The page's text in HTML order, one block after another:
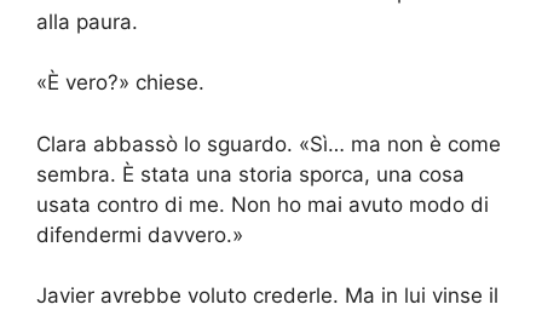
alla paura.
«È vero?» chiese.
Clara abbassò lo sguardo. «Sì… ma non è come
sembra. È stata una storia sporca, una cosa
usata contro di me. Non ho mai avuto modo di
difendermi davvero.»
Javier avrebbe voluto crederle. Ma in lui vinse il